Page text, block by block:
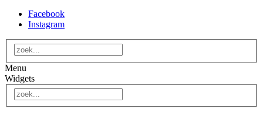
Facebook
Instagram
Menu
Widgets